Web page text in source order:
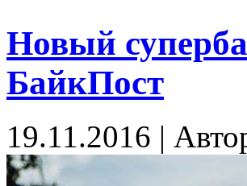
Новый
БайкПост
19.11.2016 |